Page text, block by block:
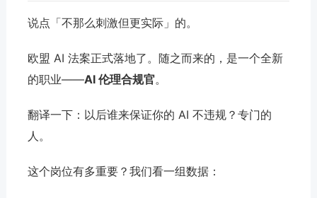
说点「不那么刺激但更实际」的。
欧盟 AI 法案正式落地了。随之而来的，是一个全新
的职业——AI 伦理合规官。
翻译一下：以后谁来保证你的 AI 不违规？专门的
人。
这个岗位有多重要？我们看一组数据：